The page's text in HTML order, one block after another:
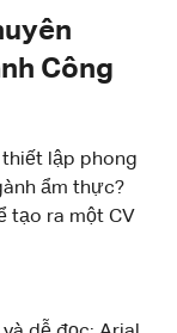
Công
lập phong
ẩm thực?
tạo ra một CV